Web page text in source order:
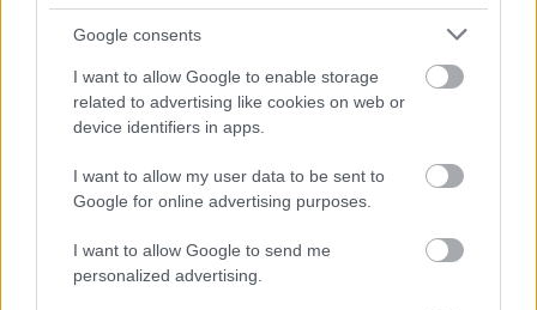
Google consents
I want to allow Google to enable storage
related to advertising like cookies on web or
device identifiers in apps.
I want to allow my user data to be sent to
Google for online advertising purposes.
I want to allow Google to send me
personalized advertising.
Horváth-darab átdolgozott változatában Alfonz
szerepe. Hogyan érezte magát a
"hit.remény.szeretet" kissé groteszk világában?
- Az előző évadban az volt a legkedvesebb szerepem,
sokszor és sok helyen játszottukLena Stam
akkor lett az évad legjobb színésze. Előadtuk
osztályteremben, lépcsőházban, aulában. Az volt a
varázsa, hogy mindig más volt a szituáció, sok volt
az interakció a diákokkal, érdekes volt tapasztalni,
hogyan reagál a közönség.
- Van, amit nagyon szívesen színpadra vitt